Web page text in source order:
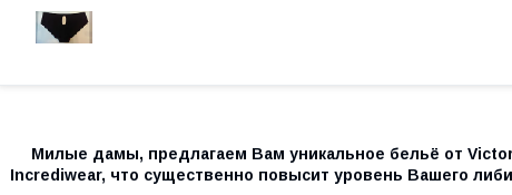
Милые дамы, предлагаем Вам уникальное бельё от
Incrediwear, что существенно повысит уровень Вашего